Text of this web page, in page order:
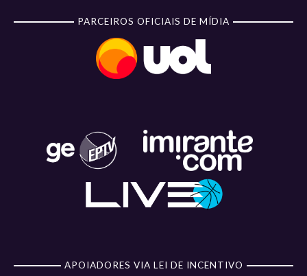
PARCEIROS OFICIAIS DE MÍDIA
APOIADORES VIA LEI DE INCENTIVO